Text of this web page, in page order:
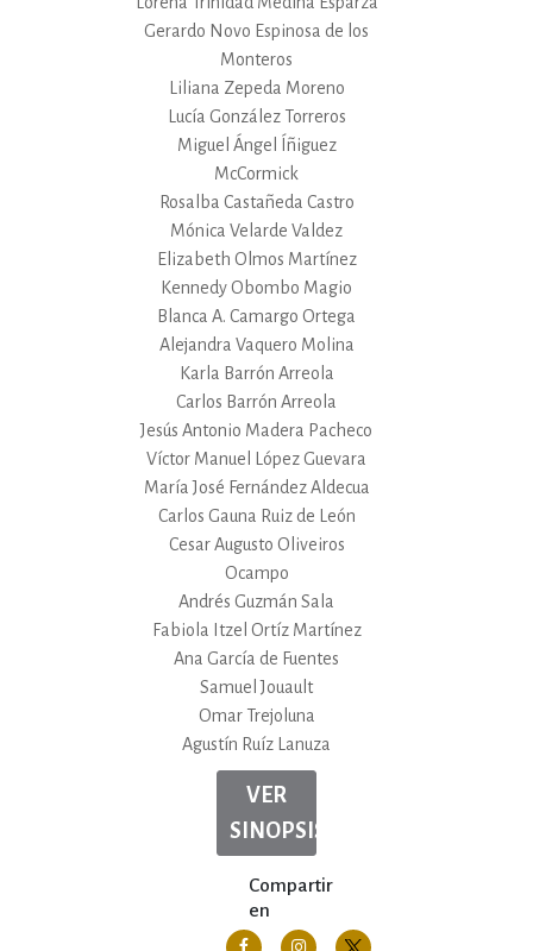
Gerardo Novo Espinosa de los
Monteros
Liliana Zepeda Moreno
Lucía González Torreros
Miguel Ángel Íñiguez
McCormick
Rosalba Castañeda Castro
Mónica Velarde Valdez
Elizabeth Olmos Martínez
Kennedy Obombo Magio
Blanca A. Camargo Ortega
Alejandra Vaquero Molina
Karla Barrón Arreola
Carlos Barrón Arreola
Jesús Antonio Madera Pacheco
Víctor Manuel López Guevara
María José Fernández Aldecua
Carlos Gauna Ruiz de León
Cesar Augusto Oliveiros
Ocampo
Andrés Guzmán Sala
Fabiola Itzel Ortíz Martínez
Ana García de Fuentes
Samuel Jouault
Omar Trejoluna
Agustín Ruíz Lanuza
VER
SINOPSIS
Compartir
en